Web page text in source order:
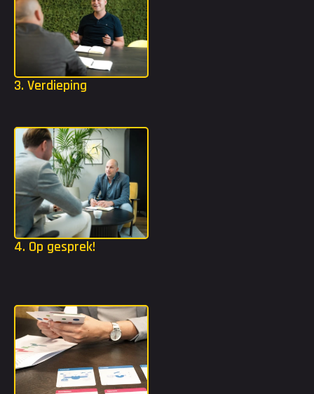
3. Verdieping
4. Op gesprek!